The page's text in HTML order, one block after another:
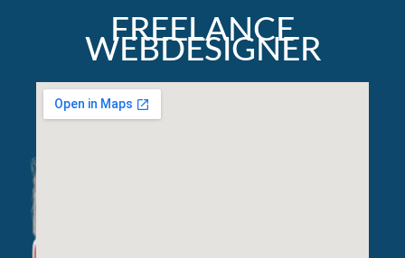
FREELANCE
WEBDESIGNER